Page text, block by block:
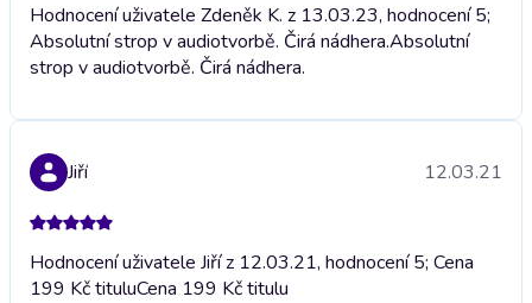
Hodnocení uživatele Zdeněk K. z 13.03.23, hodnocení 5;
Absolutní strop v audiotvorbě. Čirá nádhera.Absolutní
strop v audiotvorbě. Čirá nádhera.
Jiří 12.03.21
Hodnocení uživatele Jiří z 12.03.21, hodnocení 5; Cena
199 Kč tituluCena 199 Kč titulu